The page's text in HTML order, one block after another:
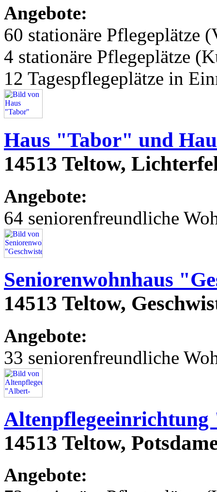
Angebote:
60 stationäre Pflegeplätze
4 stationäre Pflegeplätze
12 Tagespflegeplätze in
Haus "Tabor" und
14513 Teltow,
Angebote:
64 seniorenfreundliche
Seniorenwohnhaus
14513 Teltow,
Angebote:
33 seniorenfreundliche
14513 Teltow,
Angebote: